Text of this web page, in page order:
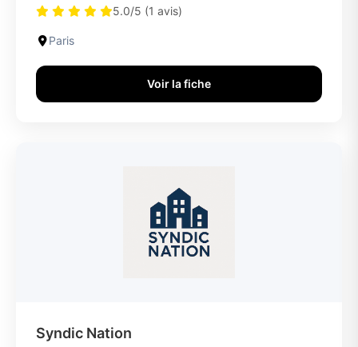
5.0/5 (1 avis)
Paris
Voir la fiche
Syndic Nation